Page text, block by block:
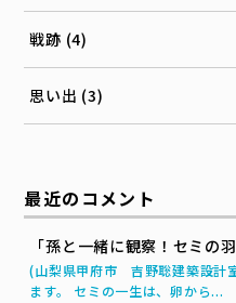
戦跡 (4)
思い出 (3)
最近のコメント
「孫と一緒に観察！セミの
(山梨県甲府市 吉野聡建築設計
ます。 セミの一生は、卵から...